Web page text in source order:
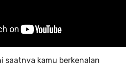
saatnya kamu berkenalan